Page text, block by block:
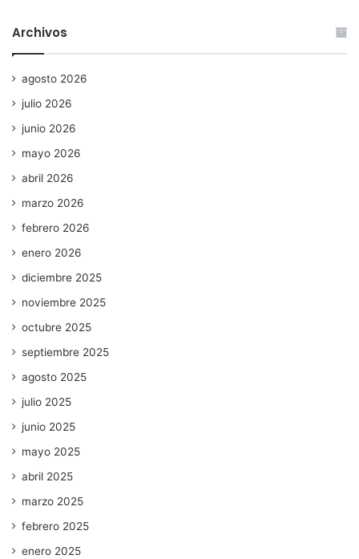
Archivos
agosto 2026
julio 2026
junio 2026
mayo 2026
abril 2026
marzo 2026
febrero 2026
enero 2026
diciembre 2025
noviembre 2025
octubre 2025
septiembre 2025
agosto 2025
julio 2025
junio 2025
mayo 2025
abril 2025
marzo 2025
febrero 2025
enero 2025